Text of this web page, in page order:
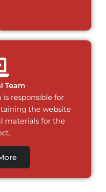
Team
is responsible for
the website
materials for the